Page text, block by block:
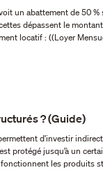
dépassent le
? (Guide)
d'investir
protégé jusqu’à un